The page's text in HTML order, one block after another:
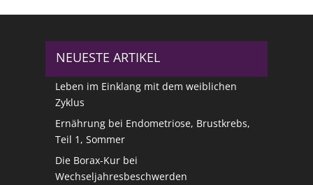
NEUESTE ARTIKEL
Leben im Einklang mit dem weiblichen
Zyklus
Ernährung bei Endometriose, Brustkrebs,
Teil 1, Sommer
Die Borax-Kur bei
Wechseljahresbeschwerden